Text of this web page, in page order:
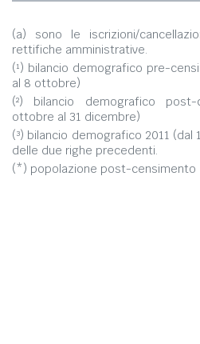
(a) sono le iscrizioni/
rettifiche amministrative.
(¹) bilancio demografico pre-
al 8 ottobre)
(²) bilancio demografico
ottobre al 31 dicembre)
(³) bilancio demografico 2011 (dal
delle due righe precedenti.
(*) popolazione post-censimento